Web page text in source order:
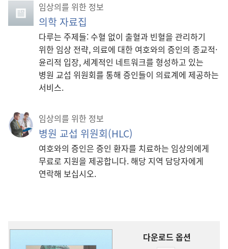
임상의를 위한 정보
의학 자료집
다루는 주제들: 수혈 없이 출혈과 빈혈을 관리하기
위한 임상 전략, 의료에 대한 여호와의 증인의 종교적·
윤리적 입장, 세계적인 네트워크를 형성하고 있는
병원 교섭 위원회를 통해 증인들이 의료계에 제공하는
서비스.
임상의를 위한 정보
병원 교섭 위원회(HLC)
여호와의 증인은 증인 환자를 치료하는 임상의에게
무료로 지원을 제공합니다. 해당 지역 담당자에게
연락해 보십시오.
다운로드 옵션